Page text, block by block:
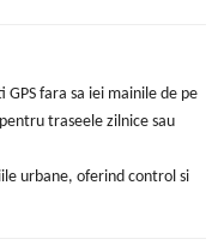
GPS fara sa iei mainile de pe
traseele zilnice sau
urbane, oferind control si